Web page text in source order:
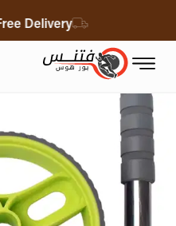
Free Delivery